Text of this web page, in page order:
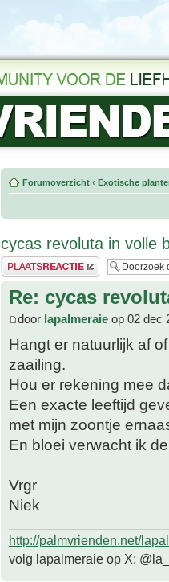
Forumoverzicht ‹ Exotische
cycas revoluta in volle
Plaats een reactie
Re: cycas
door lapalmeraie op 02 dec
Hangt er natuurlijk af
zaailing.
Hou er rekening mee
Een exacte leeftijd
met mijn zoontje
En bloei verwacht ik
Vrgr
Niek
http://palmvrienden.net/
volg lapalmeraie op X: